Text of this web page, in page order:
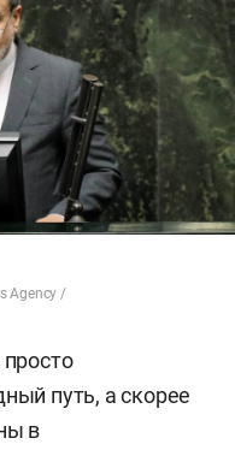
Agency /
путь, а скорее
в